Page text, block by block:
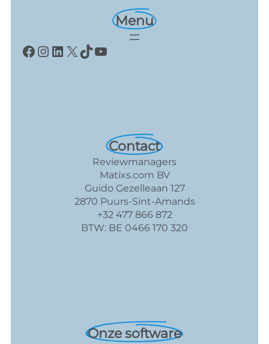
Menu
Facebook
Instagram
LinkedIn
X TikTok
YouTube
Contact
Reviewmanagers
Matixs.com BV
Guido Gezelleaan 127
2870 Puurs-Sint-Amands
+32 477 866 872
BTW: BE 0466 170 320
Onze software